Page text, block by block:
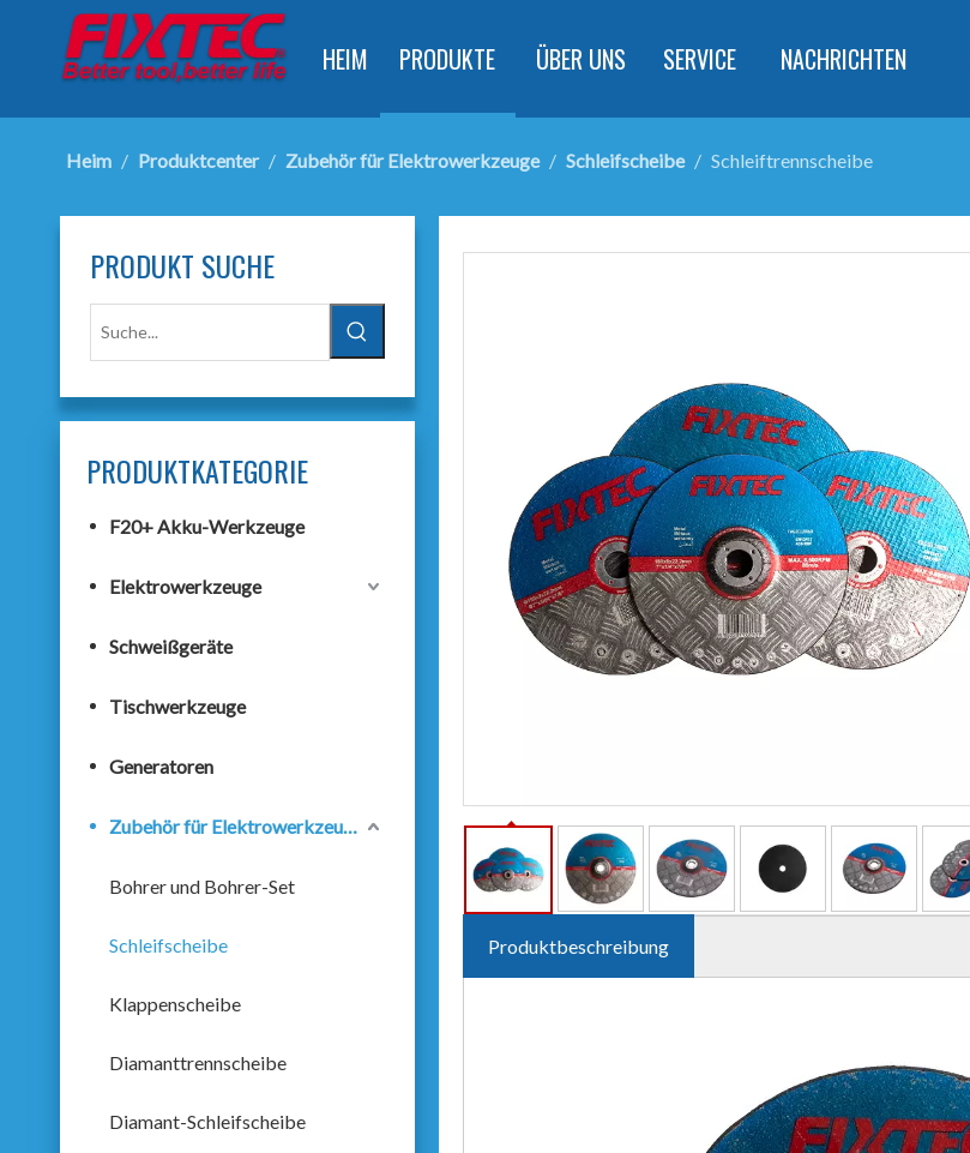
HEIM PRODUKTE ÜBER UNS SERVICE NACHRICHTEN
Heim / Produktcenter / Zubehör für Elektrowerkzeuge / Schleifscheibe / Schleiftrennscheibe
PRODUKT SUCHE
PRODUKTKATEGORIE
F20+ Akku-Werkzeuge
Elektrowerkzeuge
Schweißgeräte
Tischwerkzeuge
Generatoren
Zubehör für Elektrowerkzeuge
Bohrer und Bohrer-Set
Schleifscheibe
Klappenscheibe
Diamanttrennscheibe
Diamant-Schleifscheibe
Produktbeschreibung